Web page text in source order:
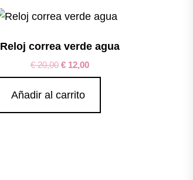
Reloj correa verde agua
€20,00 €12,00
Añadir al carrito